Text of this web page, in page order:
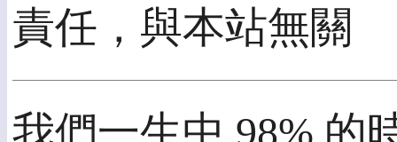
責任，與本站無關
我們一生中 98% 的